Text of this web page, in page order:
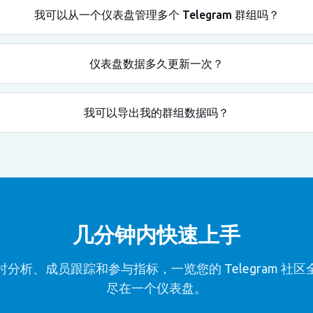
我可以从一个仪表盘管理多个 Telegram 群组吗？
仪表盘数据多久更新一次？
我可以导出我的群组数据吗？
几分钟内快速上手
分析、成员跟踪和参与指标，一览您的 Telegram 社
尽在一个仪表盘。